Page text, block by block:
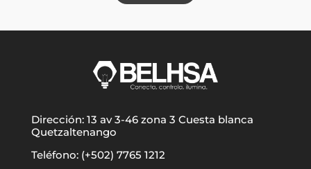
Dirección: 13 av 3-46 zona 3 Cuesta blanca
Quetzaltenango
Teléfono: (+502) 7765 1212